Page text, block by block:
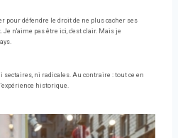
pour défendre le droit de ne plus cacher ses
n'aime pas être ici, c'est clair. Mais je
sectaires, ni radicales. Au contraire : tout ce en
historique.